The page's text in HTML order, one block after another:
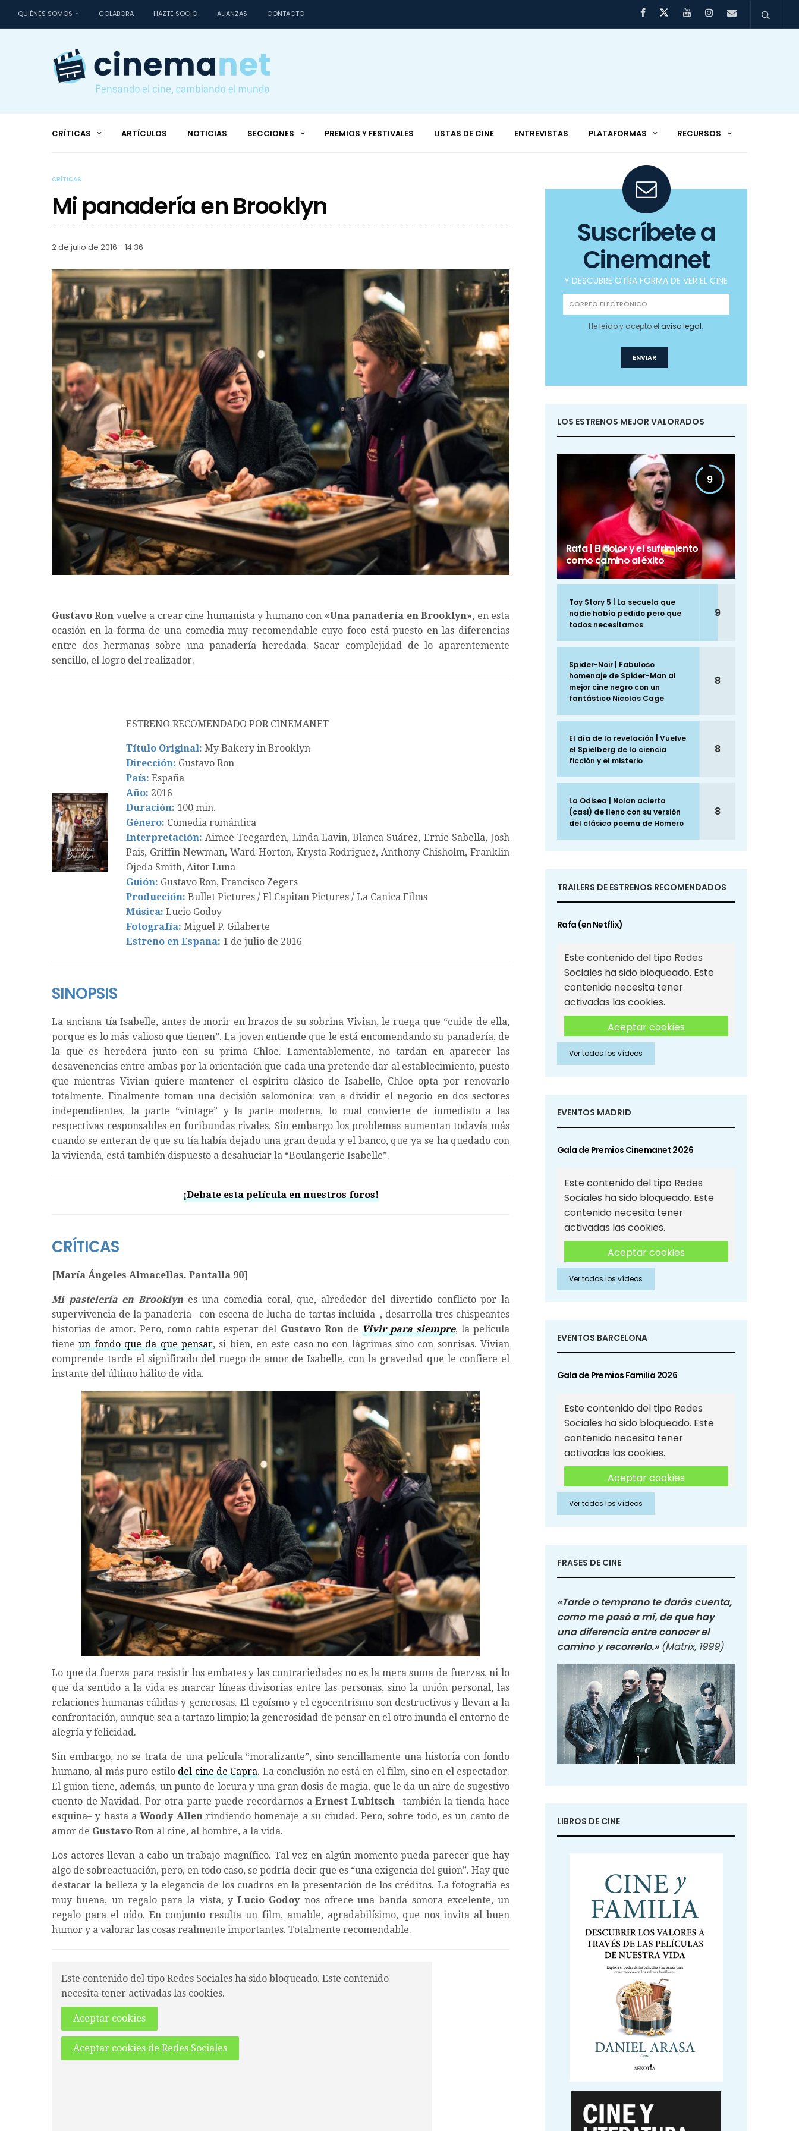
QUIÉNES SOMOS COLABORA HAZTE SOCIO ALIANZAS CONTACTO
CRÍTICAS ARTÍCULOS NOTICIAS SECCIONES PREMIOS Y FESTIVALES LISTAS DE CINE ENTREVISTAS PLATAFORMAS RECURSOS
CRÍTICAS
Mi panadería en Brooklyn
2 de julio de 2016 - 14:36
Gustavo Ron vuelve a crear cine humanista y humano con «Una panadería en Brooklyn», en esta
ocasión en la forma de una comedia muy recomendable cuyo foco está puesto en las diferencias
entre dos hermanas sobre una panadería heredada. Sacar complejidad de lo aparentemente
sencillo, el logro del realizador.
ESTRENO RECOMENDADO POR CINEMANET
Título Original: My Bakery in Brooklyn
Dirección: Gustavo Ron
País: España
Año: 2016
Duración: 100 min.
Género: Comedia romántica
Interpretación: Aimee Teegarden, Linda Lavin, Blanca Suárez, Ernie Sabella, Josh
Pais, Griffin Newman, Ward Horton, Krysta Rodriguez, Anthony Chisholm, Franklin
Ojeda Smith, Aitor Luna
Guión: Gustavo Ron, Francisco Zegers
Producción: Bullet Pictures / El Capitan Pictures / La Canica Films
Música: Lucio Godoy
Fotografía: Miguel P. Gilaberte
Estreno en España: 1 de julio de 2016
SINOPSIS
La anciana tía Isabelle, antes de morir en brazos de su sobrina Vivian, le ruega que “cuide de ella,
porque es lo más valioso que tienen”. La joven entiende que le está encomendando su panadería, de
la que es heredera junto con su prima Chloe. Lamentablemente, no tardan en aparecer las
desavenencias entre ambas por la orientación que cada una pretende dar al establecimiento, puesto
que mientras Vivian quiere mantener el espíritu clásico de Isabelle, Chloe opta por renovarlo
totalmente. Finalmente toman una decisión salomónica: van a dividir el negocio en dos sectores
independientes, la parte “vintage” y la parte moderna, lo cual convierte de inmediato a las
respectivas responsables en furibundas rivales. Sin embargo los problemas aumentan todavía más
cuando se enteran de que su tía había dejado una gran deuda y el banco, que ya se ha quedado con
la vivienda, está también dispuesto a desahuciar la “Boulangerie Isabelle”.
¡Debate esta película en nuestros foros!
CRÍTICAS
[María Ángeles Almacellas. Pantalla 90]
Mi pastelería en Brooklyn es una comedia coral, que, alrededor del divertido conflicto por la
supervivencia de la panadería –con escena de lucha de tartas incluida–, desarrolla tres chispeantes
historias de amor. Pero, como cabía esperar del Gustavo Ron de Vivir para siempre, la película
tieneun fondo que da que pensar, si bien, en este caso no con lágrimas sino con sonrisas. Vivian
comprende tarde el significado del ruego de amor de Isabelle, con la gravedad que le confiere el
instante del último hálito de vida.
Lo que da fuerza para resistir los embates y las contrariedades no es la mera suma de fuerzas, ni lo
que da sentido a la vida es marcar líneas divisorias entre las personas, sino la unión personal, las
relaciones humanas cálidas y generosas. El egoísmo y el egocentrismo son destructivos y llevan a la
confrontación, aunque sea a tartazo limpio; la generosidad de pensar en el otro inunda el entorno de
alegría y felicidad.
Sin embargo, no se trata de una película “moralizante”, sino sencillamente una historia con fondo
humano, al más puro estilodel cine de Capra. La conclusión no está en el film, sino en el espectador.
El guion tiene, además, un punto de locura y una gran dosis de magia, que le da un aire de sugestivo
cuento de Navidad. Por otra parte puede recordarnos aErnest Lubitsch–también la tienda hace
esquina– y hasta aWoody Allenrindiendo homenaje a su ciudad. Pero, sobre todo, es un canto de
amor de Gustavo Ron al cine, al hombre, a la vida.
Los actores llevan a cabo un trabajo magnífico. Tal vez en algún momento pueda parecer que hay
algo de sobreactuación, pero, en todo caso, se podría decir que es “una exigencia del guion”. Hay que
destacar la belleza y la elegancia de los cuadros en la presentación de los créditos. La fotografía es
muy buena, un regalo para la vista, yLucio Godoynos ofrece una banda sonora excelente, un
regalo para el oído. En conjunto resulta un film, amable, agradabilísimo, que nos invita al buen
humor y a valorar las cosas realmente importantes. Totalmente recomendable.
Este contenido del tipo Redes Sociales ha sido bloqueado. Este contenido
necesita tener activadas las cookies.
Aceptar cookies
Aceptar cookies de Redes Sociales
Suscríbete a
Cinemanet
Y DESCUBRE OTRA FORMA DE VER EL CINE
He leído y acepto elaviso legal.
LOS ESTRENOS MEJOR VALORADOS
9
Rafa | El dolor y el sufrimiento
como camino al éxito
Toy Story 5 | La secuela que
nadie había pedido pero que
todos necesitamos
9
Spider-Noir | Fabuloso
homenaje de Spider-Man al
mejor cine negro con un
fantástico Nicolas Cage
8
El día de la revelación | Vuelve
el Spielberg de la ciencia
ficción y el misterio
8
La Odisea | Nolan acierta
(casi) de lleno con su versión
del clásico poema de Homero
8
TRAILERS DE ESTRENOS RECOMENDADOS
Rafa (en Netflix)
Este contenido del tipo Redes
Sociales ha sido bloqueado. Este
contenido necesita tener
activadas las cookies.
Aceptar cookies
Aceptar cookies de Redes
Sociales
Ver todos los vídeos
EVENTOS MADRID
Gala de Premios Cinemanet 2026
Este contenido del tipo Redes
Sociales ha sido bloqueado. Este
contenido necesita tener
activadas las cookies.
Aceptar cookies
Aceptar cookies de Redes
Sociales
Ver todos los vídeos
EVENTOS BARCELONA
Gala de Premios Familia 2026
Este contenido del tipo Redes
Sociales ha sido bloqueado. Este
contenido necesita tener
activadas las cookies.
Aceptar cookies
Aceptar cookies de Redes
Sociales
Ver todos los vídeos
FRASES DE CINE
«Tarde o temprano te darás cuenta,
como me pasó a mí, de que hay
una diferencia entre conocer el
camino y recorrerlo.» (Matrix, 1999)
LIBROS DE CINE